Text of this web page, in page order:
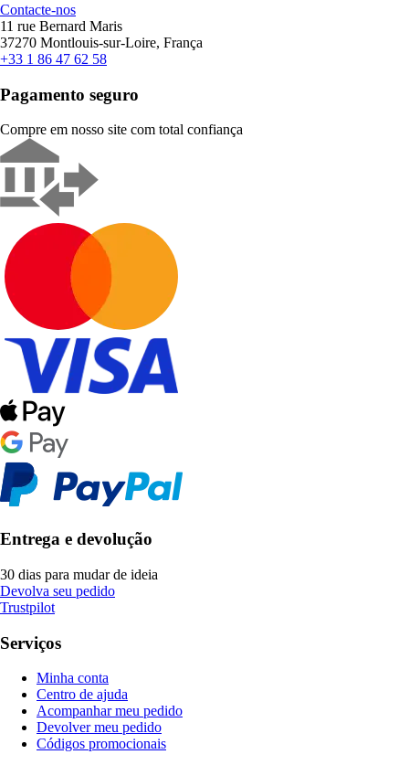
Contacte-nos
11 rue Bernard Maris
37270 Montlouis-sur-Loire, França
+33 1 86 47 62 58
Pagamento seguro
Compre em nosso site com total confiança
Entrega e devolução
30 dias para mudar de ideia
Devolva seu pedido
Trustpilot
Serviços
Minha conta
Centro de ajuda
Acompanhar meu pedido
Devolver meu pedido
Códigos promocionais